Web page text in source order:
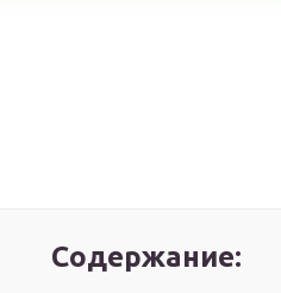
Содержание: